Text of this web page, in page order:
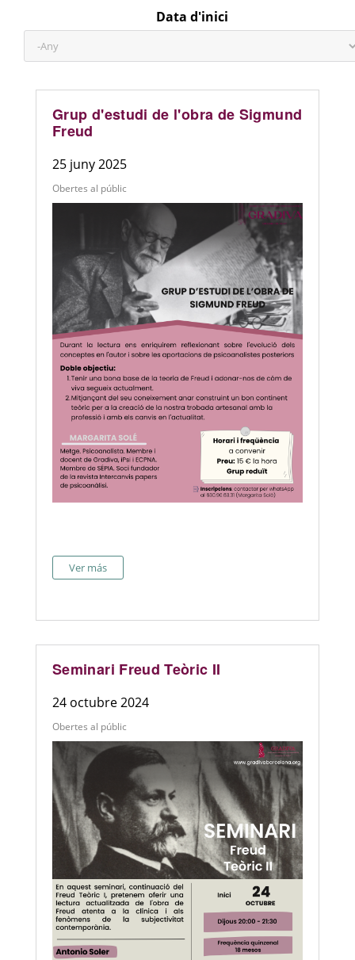
Data d'inici
Grup d'estudi de l'obra de Sigmund
Freud
25 juny 2025
Obertes al públic
Ver más
Seminari Freud Teòric II
24 octubre 2024
Obertes al públic